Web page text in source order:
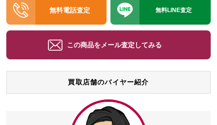
無料電話査定 無料LINE査定
この商品をメール査定してみる
買取店舗のバイヤー紹介